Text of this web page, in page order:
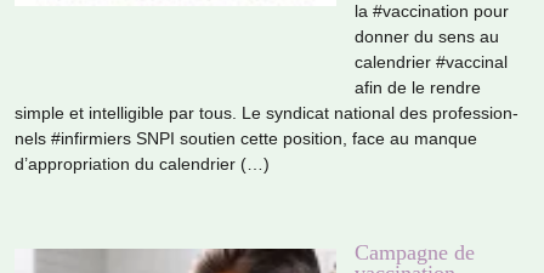
la #vac­ci­na­tion pour
donner du sens au
calen­drier #vac­ci­nal
afin de le rendre
simple et intel­li­gi­ble par tous. Le syn­di­cat natio­nal des pro­fes­sion­
nels #in­fir­miers SNPI sou­tien cette posi­tion, face au manque
d’appro­pria­tion du calen­drier (…)
Campagne de